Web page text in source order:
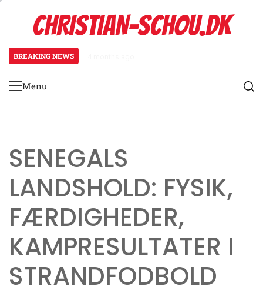
contentCHRISTIAN-SCHOU.DK
BREAKING NEWS
Primary
Menu
SENEGALS
LANDSHOLD: FYSIK,
FÆRDIGHEDER,
KAMPRESULTATER I
STRANDFODBOLD